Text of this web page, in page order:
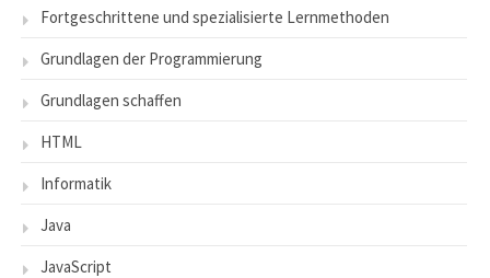
Fortgeschrittene und spezialisierte Lernmethoden
Grundlagen der Programmierung
Grundlagen schaffen
HTML
Informatik
Java
JavaScript